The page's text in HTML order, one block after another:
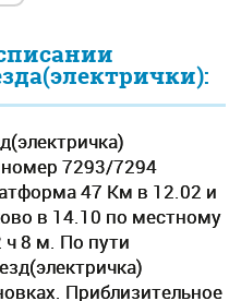
7293/7294
47 Км в 12.02 и
в 14.10 по местному
ч 8 м. По пути
Приблизительное